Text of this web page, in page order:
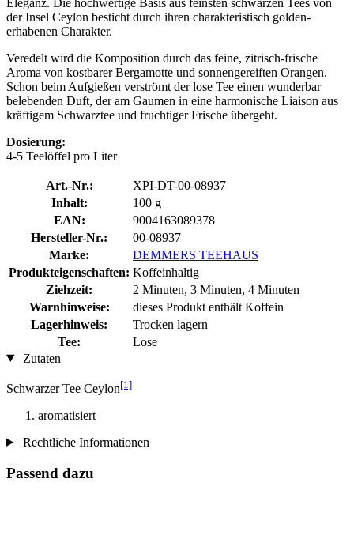
der Insel Ceylon besticht durch ihren charakteristisch golden-
erhabenen Charakter.
Veredelt wird die Komposition durch das feine, zitrisch-frische
Aroma von kostbarer Bergamotte und sonnengereiften Orangen.
Schon beim Aufgießen verströmt der lose Tee einen wunderbar
belebenden Duft, der am Gaumen in eine harmonische Liaison aus
kräftigem Schwarztee und fruchtiger Frische übergeht.
Dosierung:
4-5 Teelöffel pro Liter
Art.-Nr.:
XPI-DT-00-08937
Inhalt:
100 g
EAN:
9004163089378
Hersteller-Nr.:
00-08937
Marke:
DEMMERS TEEHAUS
Produkteigenschaften: Koffeinhaltig
Ziehzeit:
2 Minuten, 3 Minuten, 4 Minuten
Warnhinweise:
dieses Produkt enthält Koffein
Lagerhinweis:
Trocken lagern
Tee:
Lose
Zutaten
Schwarzer Tee Ceylon[1]
aromatisiert
Rechtliche Informationen
Passend dazu